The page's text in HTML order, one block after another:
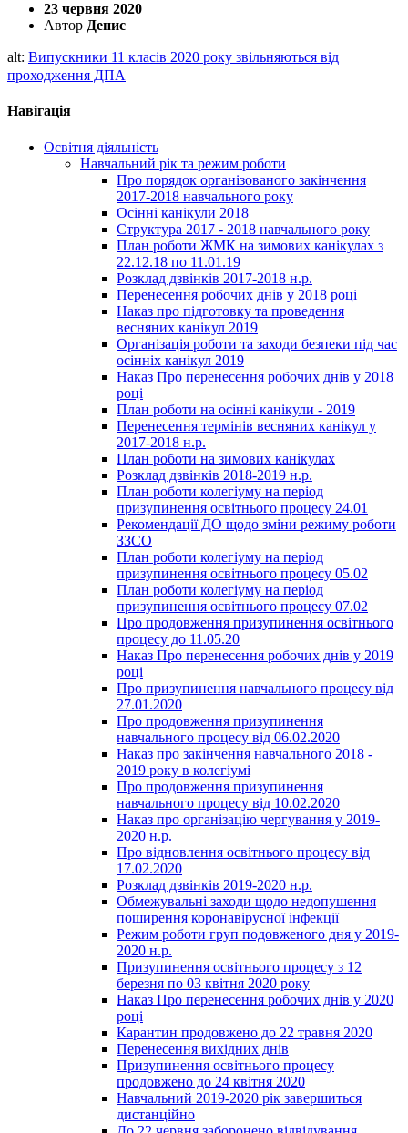
23 червня 2020
Автор Денис
alt: Випускники 11 класів 2020 року звільняються від
проходження ДПА
Навігація
Освітня діяльність
Навчальний рік та режим роботи
Про порядок організованого закінчення
2017-2018 навчального року
Осінні канікули 2018
Структура 2017 - 2018 навчального року
План роботи ЖМК на зимових канікулах з
22.12.18 по 11.01.19
Розклад дзвінків 2017-2018 н.р.
Перенесення робочих днів у 2018 році
Наказ про підготовку та проведення
весняних канікул 2019
Організація роботи та заходи безпеки під час
осінніх канікул 2019
Наказ Про перенесення робочих днів у 2018
році
План роботи на осінні канікули - 2019
Перенесення термінів весняних канікул у
2017-2018 н.р.
План роботи на зимових канікулах
Розклад дзвінків 2018-2019 н.р.
План роботи колегіуму на період
призупинення освітнього процесу 24.01
Рекомендації ДО щодо зміни режиму роботи
ЗЗСО
План роботи колегіуму на період
призупинення освітнього процесу 05.02
План роботи колегіуму на період
призупинення освітнього процесу 07.02
Про продовження призупинення освітнього
процесу до 11.05.20
Наказ Про перенесення робочих днів у 2019
році
Про призупинення навчального процесу від
27.01.2020
Про продовження призупинення
навчального процесу від 06.02.2020
Наказ про закінчення навчального 2018 -
2019 року в колегіумі
Про продовження призупинення
навчального процесу від 10.02.2020
Наказ про організацію чергування у 2019-
2020 н.р.
Про відновлення освітнього процесу від
17.02.2020
Розклад дзвінків 2019-2020 н.р.
Обмежувальні заходи щодо недопушення
поширення коронавірусної інфекції
Режим роботи груп подовженого дня у 2019-
2020 н.р.
Призупинення освітнього процесу з 12
березня по 03 квітня 2020 року
Наказ Про перенесення робочих днів у 2020
році
Карантин продовжено до 22 травня 2020
Перенесення вихідних днів
Призупинення освітнього процесу
продовжено до 24 квітня 2020
Навчальний 2019-2020 рік завершиться
дистанційно